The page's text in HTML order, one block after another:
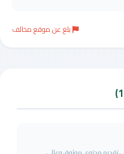
بلغ عن موقع مخالف